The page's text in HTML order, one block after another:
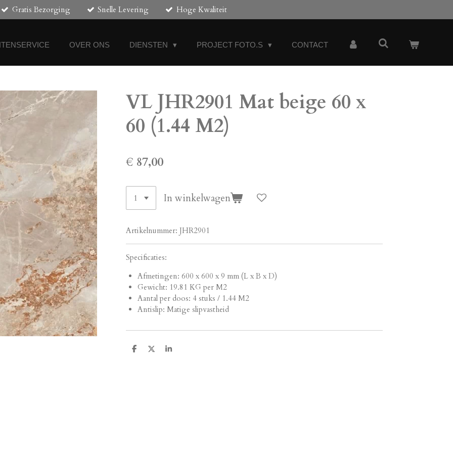
Gratis Bezorging Snelle Levering Hoge Kwaliteit
OVER ONS DIENSTEN PROJECT FOTO.S CONTACT
VL JHR2901 Mat beige 60 x
60 (1.44 M2)
€ 87,00
In winkelwagen
Artikelnummer: JHR2901
Specificaties:
Afmetingen: 600 x 600 x 9 mm (L x B x D)
Gewicht: 19.81 KG per M2
Aantal per doos: 4 stuks / 1.44 M2
Antislip: Matige slipvastheid
D
D
S